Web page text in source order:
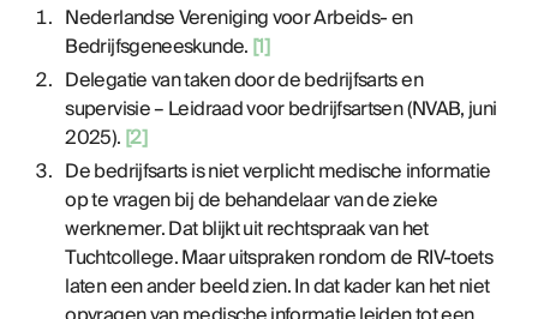
Nederlandse Vereniging voor Arbeids- en
Bedrijfsgeneeskunde.[1]
Delegatie van taken door de bedrijfsarts en
supervisie – Leidraad voor bedrijfsartsen (NVAB, juni
2025).[2]
De bedrijfsarts is niet verplicht medische informatie
op te vragen bij de behandelaar van de zieke
werknemer. Dat blijkt uit rechtspraak van het
Tuchtcollege. Maar uitspraken rondom de RIV-toets
laten een ander beeld zien. In dat kader kan het niet